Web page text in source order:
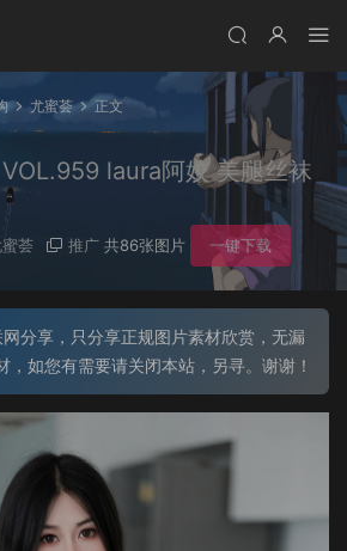
尤蜜荟 正文
laura阿姣 美腿丝袜
蜜荟 推广 共86张图片 一键下载
分享，只分享正规图片素材欣赏，无漏
，如您有需要请关闭本站，另寻。谢谢！